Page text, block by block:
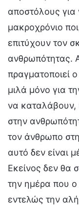
αποστόλους
μακροχρόνιο
επιτύχουν τον
ανθρωπότητας.
πραγματοποιεί
μιλά μόνο για
να καταλάβουν,
στην
τον άνθρωπο
αυτό δεν είναι
Εκείνος δεν θα
την ημέρα που
εντελώς την